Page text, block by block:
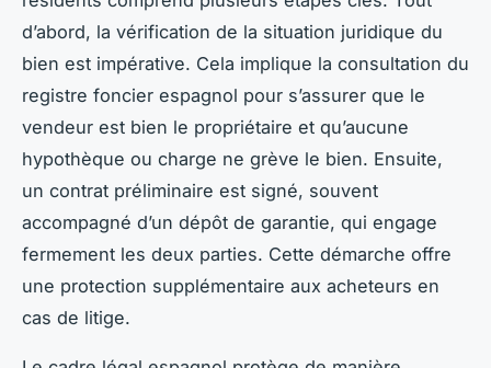
d’abord, la vérification de la situation juridique du
bien est impérative. Cela implique la consultation du
registre foncier espagnol pour s’assurer que le
vendeur est bien le propriétaire et qu’aucune
hypothèque ou charge ne grève le bien. Ensuite,
un contrat préliminaire est signé, souvent
accompagné d’un dépôt de garantie, qui engage
fermement les deux parties. Cette démarche offre
une protection supplémentaire aux acheteurs en
cas de litige.